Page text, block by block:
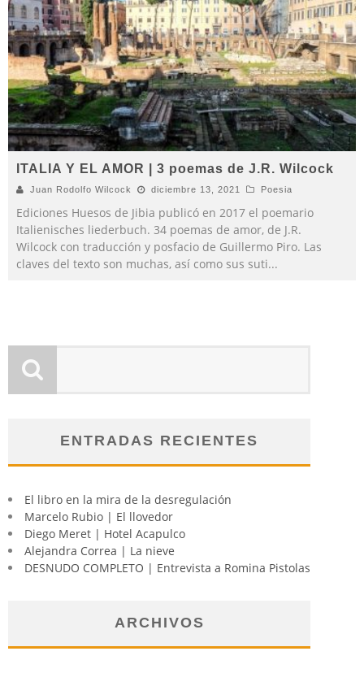
ITALIA Y EL AMOR | 3 poemas de J.R. Wilcock
Juan Rodolfo Wilcock diciembre 13, 2021 Poesia
Ediciones Huesos de Jibia publicó en 2017 el poemario
Italienisches liederbuch. 34 poemas de amor, de J.R.
Wilcock con traducción y posfacio de Guillermo Piro. Las
claves del texto son muchas, así como sus suti...
ENTRADAS RECIENTES
El libro en la mira de la desregulación
Marcelo Rubio | El llovedor
Diego Meret | Hotel Acapulco
Alejandra Correa | La nieve
DESNUDO COMPLETO | Entrevista a Romina Pistolas
ARCHIVOS